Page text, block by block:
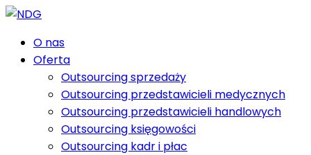
O nas
Oferta
Outsourcing sprzedaży
Outsourcing przedstawicieli medycznych
Outsourcing przedstawicieli handlowych
Outsourcing księgowości
Outsourcing kadr i płac